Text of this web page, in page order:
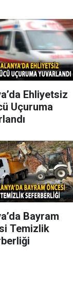
Ehliyetsiz
Uçuruma
Bayram
Temizlik